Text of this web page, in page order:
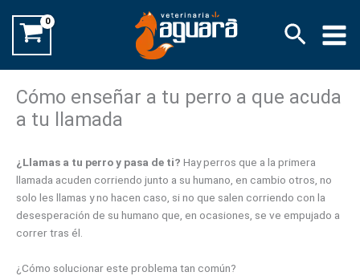
contenido
Buscar
Cómo enseñar a tu perro a que acuda
a tu llamada
¿Llamas a tu perro y pasa de ti? Hay perros que a la primera
llamada acuden corriendo junto a su humano, en cambio otros, no
solo les llamas y no hacen caso, si no que salen corriendo con la
desesperación de su humano que, en ocasiones, se ve empujado a
correr tras él.
¿Cómo solucionar este problema tan común?